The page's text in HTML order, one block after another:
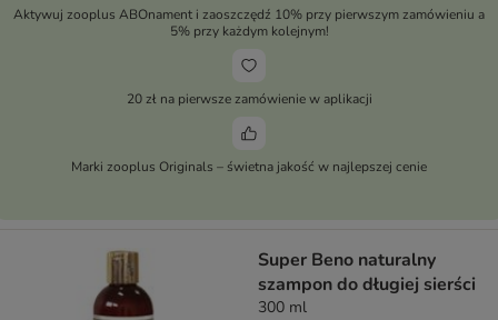
Aktywuj zooplus ABOnament i zaoszczędź 10% przy pierwszym zamówieniu a
5% przy każdym kolejnym!
20 zł na pierwsze zamówienie w aplikacji
Marki zooplus Originals – świetna jakość w najlepszej cenie
Super Beno naturalny
szampon do długiej sierści
300 ml